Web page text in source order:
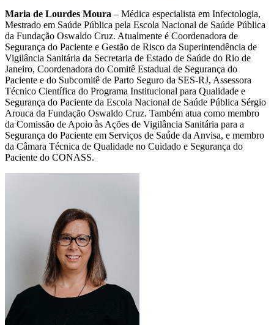
Maria de Lourdes Moura – Médica especialista em Infectologia,
Mestrado em Saúde Pública pela Escola Nacional de Saúde Pública
da Fundação Oswaldo Cruz. Atualmente é Coordenadora de
Segurança do Paciente e Gestão de Risco da Superintendência de
Vigilância Sanitária da Secretaria de Estado de Saúde do Rio de
Janeiro, Coordenadora do Comitê Estadual de Segurança do
Paciente e do Subcomitê de Parto Seguro da SES-RJ, Assessora
Técnico Científica do Programa Institucional para Qualidade e
Segurança do Paciente da Escola Nacional de Saúde Pública Sérgio
Arouca da Fundação Oswaldo Cruz. Também atua como membro
da Comissão de Apoio às Ações de Vigilância Sanitária para a
Segurança do Paciente em Serviços de Saúde da Anvisa, e membro
da Câmara Técnica de Qualidade no Cuidado e Segurança do
Paciente do CONASS.